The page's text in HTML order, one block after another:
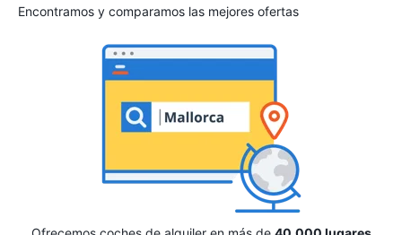
Encontramos y comparamos las mejores ofertas